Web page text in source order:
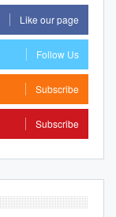
Like our page
Follow Us
Subscribe
Subscribe